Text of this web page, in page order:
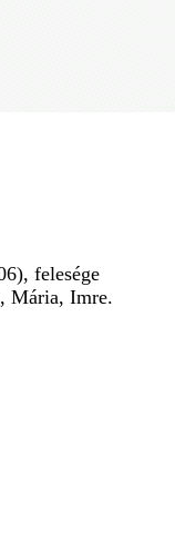
felesége
Mária, Imre.